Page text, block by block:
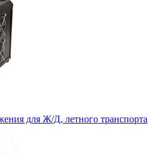
для Ж/Д, летного транспорта